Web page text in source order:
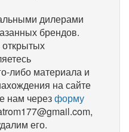
дилерами
брендов.
открытых
либо материала и
на сайте
нам черезформу
его.